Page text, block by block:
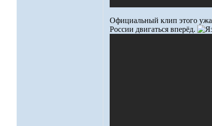
Официальный клип этого
России двигаться вперёд.